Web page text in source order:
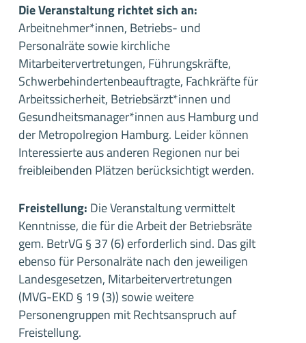
Die Veranstaltung richtet sich an:
Arbeitnehmer*innen, Betriebs- und
Personalräte sowie kirchliche
Mitarbeitervertretungen, Führungskräfte,
Schwerbehindertenbeauftragte, Fachkräfte für
Arbeitssicherheit, Betriebsärzt*innen und
Gesundheitsmanager*innen aus Hamburg und
der Metropolregion Hamburg. Leider können
Interessierte aus anderen Regionen nur bei
freibleibenden Plätzen berücksichtigt werden.
Freistellung: Die Veranstaltung vermittelt
Kenntnisse, die für die Arbeit der Betriebsräte
gem. BetrVG § 37 (6) erforderlich sind. Das gilt
ebenso für Personalräte nach den jeweiligen
Landesgesetzen, Mitarbeitervertretungen
(MVG-EKD § 19 (3)) sowie weitere
Personengruppen mit Rechtsanspruch auf
Freistellung.